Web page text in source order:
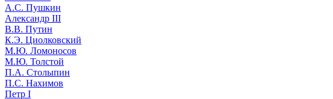
А.С. Пушкин
Александр III
В.В. Путин
К.Э. Циолковский
М.Ю. Ломоносов
М.Ю. Толстой
П.А. Столыпин
П.С. Нахимов
Петр I